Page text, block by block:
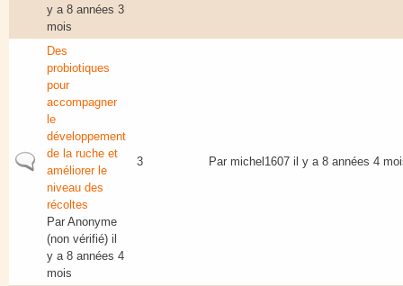
y a 8 années 3
mois
Sujet normal
Des
probiotiques
pour
accompagner
le
développement
de la ruche et
améliorer le
niveau des
récoltes
Par Anonyme
(non vérifié) il
y a 8 années 4
mois
3 Par michel1607 il y a 8 années 4